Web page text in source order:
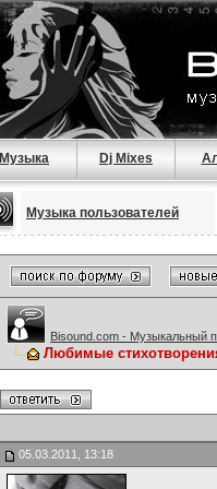
Музыка Dj Mixes
Музыка пользователей
Bisound.com - Музыкальный
Любимые
05.03.2011, 13:18